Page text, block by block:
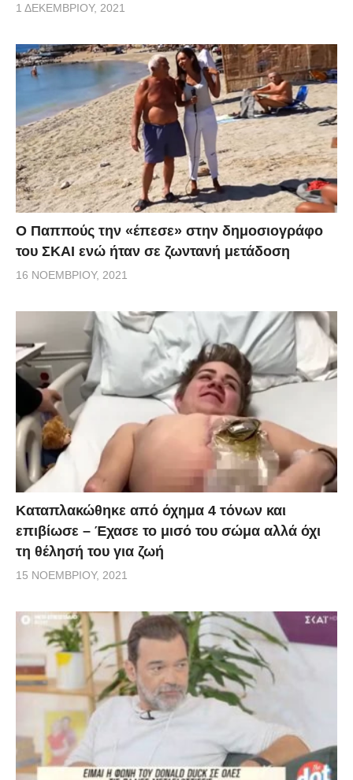
1 ΔΕΚΕΜΒΡΊΟΥ, 2021
Ο Παππούς την «έπεσε» στην δημοσιογράφο
του ΣΚΑΙ ενώ ήταν σε ζωντανή μετάδοση
16 ΝΟΕΜΒΡΊΟΥ, 2021
Kαταπλακώθηκε από όχημα 4 τόνων και
επιβίωσε – Έχασε το μισό του σώμα αλλά όχι
τη θέλησή του για ζωή
15 ΝΟΕΜΒΡΊΟΥ, 2021